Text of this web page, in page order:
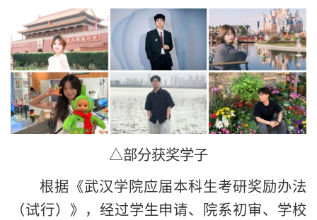
△部分获奖学子
根据《武汉学院应届本科生考研奖励办法
（试行）》，经过学生申请、院系初审、学校